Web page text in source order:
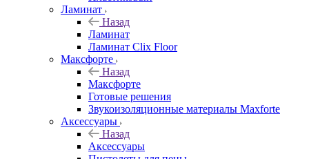
Ламинат
Назад
Ламинат
Ламинат Clix Floor
Максфорте
Назад
Максфорте
Готовые решения
Звукоизоляционные материалы Maxforte
Аксессуары
Назад
Аксессуары